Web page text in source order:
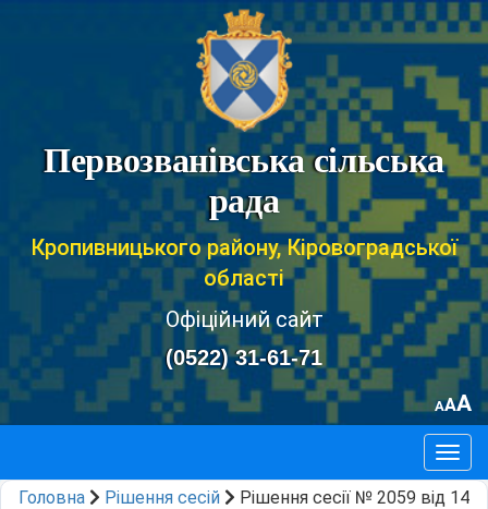
Первозванівська сільська
рада
Кропивницького району, Кіровоградської
області
Офіційний сайт
(0522) 31-61-71
AAA
Головна
Рішення сесій
Рішення сесії № 2059 від 14